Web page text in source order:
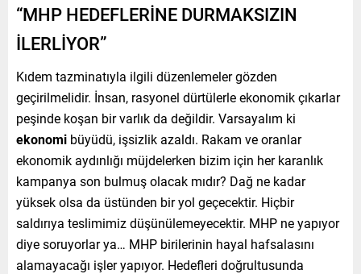
“MHP HEDEFLERİNE DURMAKSIZIN
İLERLİYOR”
Kıdem tazminatıyla ilgili düzenlemeler gözden
geçirilmelidir. İnsan, rasyonel dürtülerle ekonomik çıkarlar
peşinde koşan bir varlık da değildir. Varsayalım ki
ekonomi büyüdü, işsizlik azaldı. Rakam ve oranlar
ekonomik aydınlığı müjdelerken bizim için her karanlık
kampanya son bulmuş olacak mıdır? Dağ ne kadar
yüksek olsa da üstünden bir yol geçecektir. Hiçbir
saldırıya teslimimiz düşünülemeyecektir. MHP ne yapıyor
diye soruyorlar ya… MHP birilerinin hayal hafsalasını
alamayacağı işler yapıyor. Hedefleri doğrultusunda